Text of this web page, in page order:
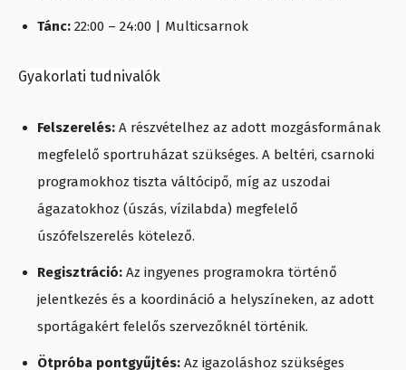
Tánc: 22:00 – 24:00 | Multicsarnok
Gyakorlati tudnivalók
Felszerelés: A részvételhez az adott mozgásformának
megfelelő sportruházat szükséges. A beltéri, csarnoki
programokhoz tiszta váltócipő, míg az uszodai
ágazatokhoz (úszás, vízilabda) megfelelő
úszófelszerelés kötelező.
Regisztráció: Az ingyenes programokra történő
jelentkezés és a koordináció a helyszíneken, az adott
sportágakért felelős szervezőknél történik.
Ötpróba pontgyűjtés: Az igazoláshoz szükséges